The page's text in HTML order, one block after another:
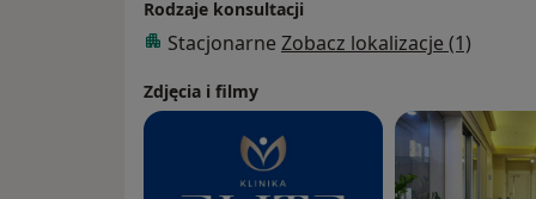
Rodzaje konsultacji
Stacjonarne Zobacz lokalizacje (1)
Zdjęcia i filmy